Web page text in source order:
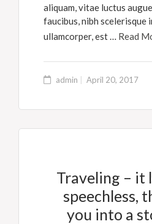
aliquam, vitae luctus
faucibus, nibh scelerisque
ullamcorper, est … Read
admin April 20, 2017
Traveling – it
speechless,
you into a